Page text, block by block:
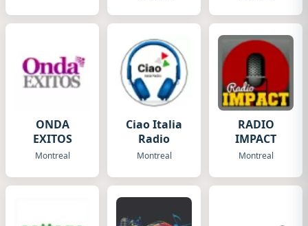
ONDA
EXITOS
Montreal
Ciao Italia
Radio
Montreal
RADIO
IMPACT
Montreal